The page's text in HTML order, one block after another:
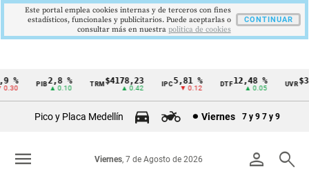
Cintillo
Colombia
PIB2,8 %
▲ 0.10
TRM$4178,23
▲ 0.42
5,81 %
▼ 0.12
DTF12,48 %
▲ 0.05
UVR
Pico y Placa Medellín Viernes 7 y 9 7 y 9
person search
Viernes, 7 de Agosto de 2026
menu
Este portal emplea cookies internas y de terceros con fines
estadísticos, funcionales y publicitarios. Puede aceptarlas o
consultar más en nuestra politica de cookies
CONTINUAR